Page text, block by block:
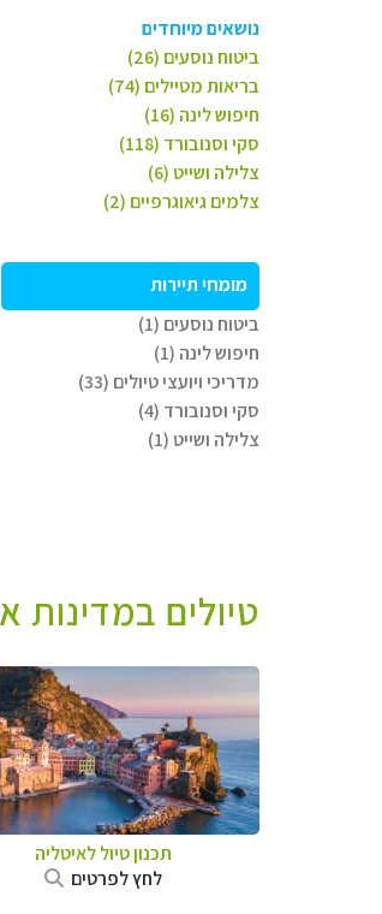
נושאים מיוחדים
ביטוח נוסעים (26)
בריאות מטיילים (74)
חיפוש לינה (16)
סקי וסנובורד (118)
צלילה ושייט (6)
צלמים גיאוגרפיים (2)
מומחי תיירות
ביטוח נוסעים (1)
חיפוש לינה (1)
מדריכי ויועצי טיולים (33)
סקי וסנובורד (4)
צלילה ושייט (1)
טיולים במדינות
תכנון טיול לאיטליה
לחץ לפרטים